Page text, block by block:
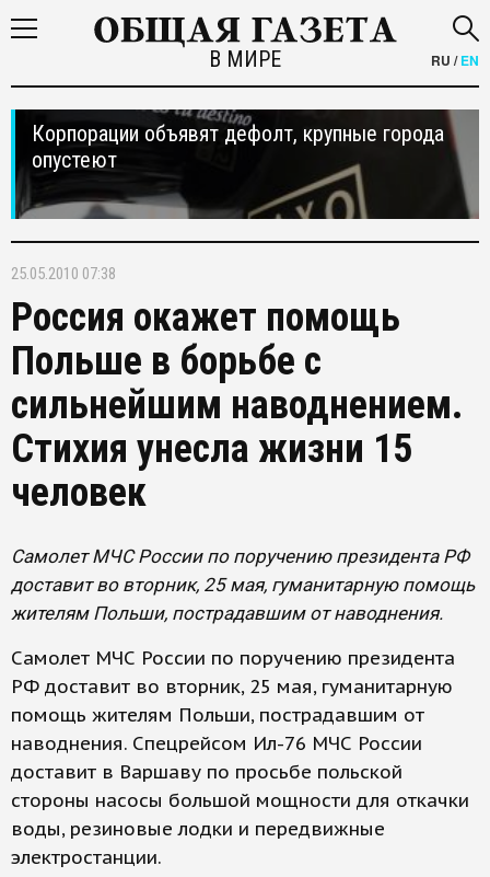
В МИРЕ RU /EN
Корпорации объявят дефолт, крупные города
опустеют
25.05.2010 07:38
Россия окажет помощь
Польше в борьбе с
сильнейшим наводнением.
Стихия унесла жизни 15
человек
Самолет МЧС России по поручению президента РФ
доставит во вторник, 25 мая, гуманитарную помощь
жителям Польши, пострадавшим от наводнения.
Самолет МЧС России по поручению президента
РФ доставит во вторник, 25 мая, гуманитарную
помощь жителям Польши, пострадавшим от
наводнения. Спецрейсом Ил-76 МЧС России
доставит в Варшаву по просьбе польской
стороны насосы большой мощности для откачки
воды, резиновые лодки и передвижные
электростанции.